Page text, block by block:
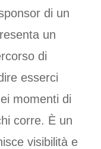
di un
un
di
esserci
momenti di
corre. È un
visibilità e